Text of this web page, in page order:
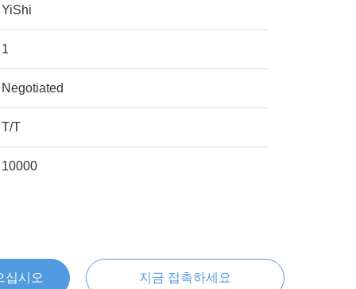
YiShi
1
Negotiated
T/T
10000
십시오 지금 접촉하세요